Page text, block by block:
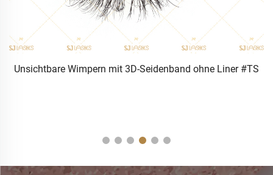
Unsichtbare Wimpern mit 3D-Seidenband ohne Liner #TS